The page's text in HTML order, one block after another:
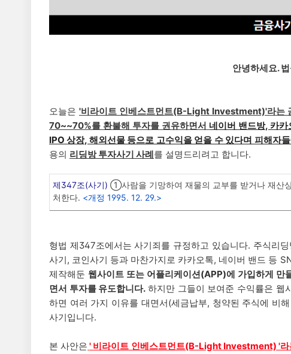
안녕하세요.
오늘은 '비라이트 인베스트먼트(B-Light Investment)'라는
70~~70%를 환불해 투자를 권유하면서 네이버 밴드방, 카
IPO 상장, 해외선물 등으로 고수익을 얻을 수 있다며 피해자
용의 리딩방 투자사기 사례를 설명드리려고 합니다.
제347조(사기) ①사람을 기망하여 재물의 교부를 받거나 재산
처한다. <개정 1995. 12. 29.>
형법 제347조에서는 사기죄를 규정하고 있습니다. 주식리
사기, 코인사기 등과 마찬가지로 카카오톡, 네이버 밴드 등
제작해둔 웹사이트 또는 어플리케이션(APP)에 가입하게 만
면서 투자를 유도합니다. 하지만 그들이 보여준 수익률은 웹
하면 여러 가지 이유를 대면서(세금납부, 청약된 주식에 비
사기입니다.
본 사안은 ' 비라이트 인베스트먼트(B-Light Investment) '라